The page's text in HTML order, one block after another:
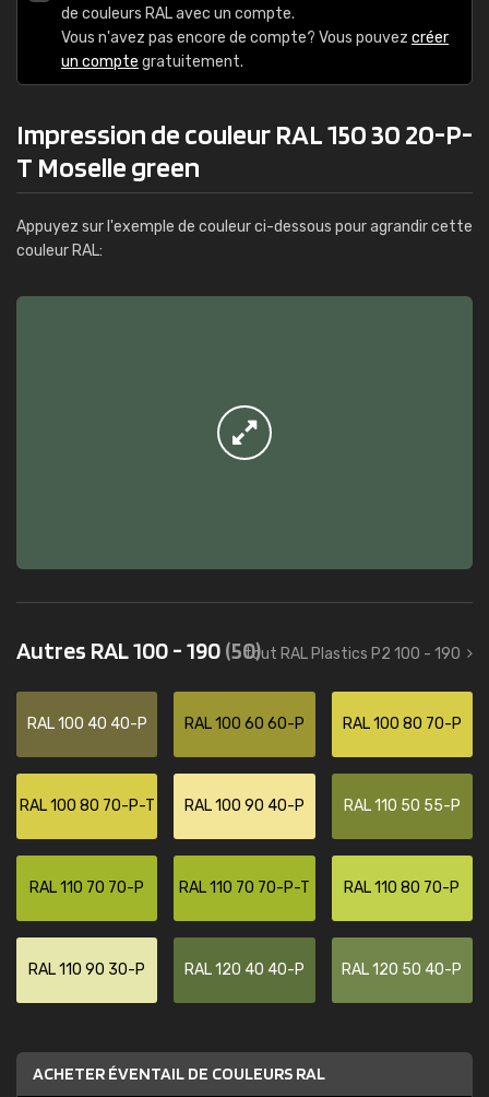
de couleurs RAL avec un compte.
Vous n'avez pas encore de compte? Vous pouvez créer
un compte gratuitement.
Impression de couleur RAL 150 30 20-P-
T Moselle green
Appuyez sur l'exemple de couleur ci-dessous pour agrandir cette
couleur RAL:
Autres RAL 100 - 190(50)tout RAL Plastics P2 100 - 190
RAL 100 40 40-P RAL 100 60 60-P RAL 100 80 70-P
RAL 100 80 70-P-T RAL 100 90 40-P RAL 110 50 55-P
RAL 110 70 70-P RAL 110 70 70-P-T RAL 110 80 70-P
RAL 110 90 30-P RAL 120 40 40-P RAL 120 50 40-P
ACHETER ÉVENTAIL DE COULEURS RAL